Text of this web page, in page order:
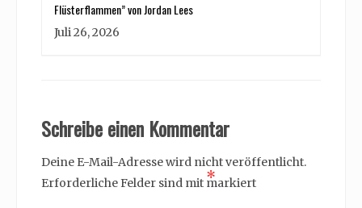
Flüsterflammen” von Jordan Lees
Juli 26, 2026
Schreibe einen Kommentar
Deine E-Mail-Adresse wird nicht veröffentlicht.
Erforderliche Felder sind mit *
markiert